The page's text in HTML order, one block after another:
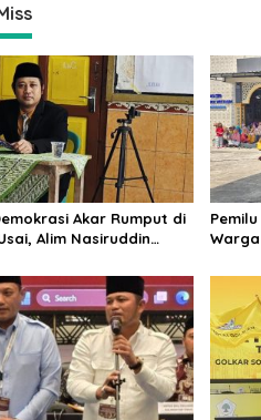
Akar Rumput di
Alim Nasiruddin